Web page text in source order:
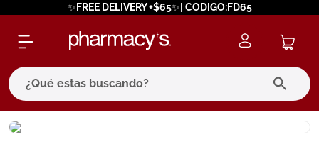
✨FREE DELIVERY +$65✨| CODIGO:FD65
¿Qué estas buscando?
términos más buscados